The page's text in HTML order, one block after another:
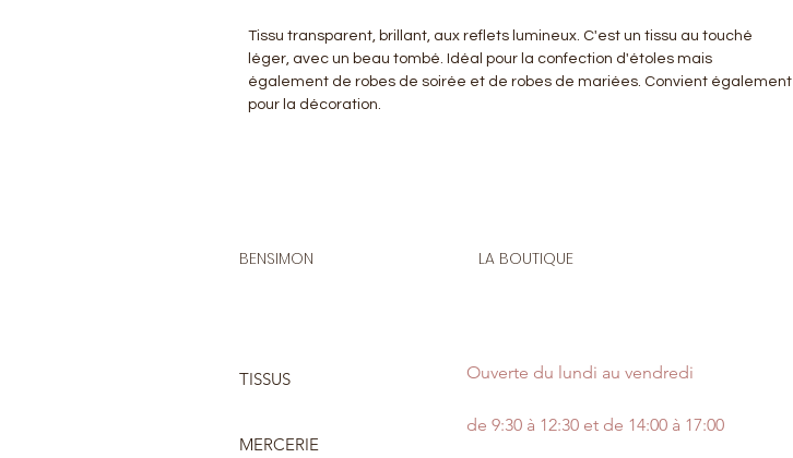
Tissu transparent, brillant, aux reflets lumineux. C'est un tissu au touché
léger, avec un beau tombé. Idéal pour la confection d'étoles mais
également de robes de soirée et de robes de mariées. Convient également
pour la décoration.
BENSIMON
TISSUS
MERCERIE
LA BOUTIQUE
Ouverte du lundi au vendredi
de 9:30 à 12:30 et de 14:00 à 17:00